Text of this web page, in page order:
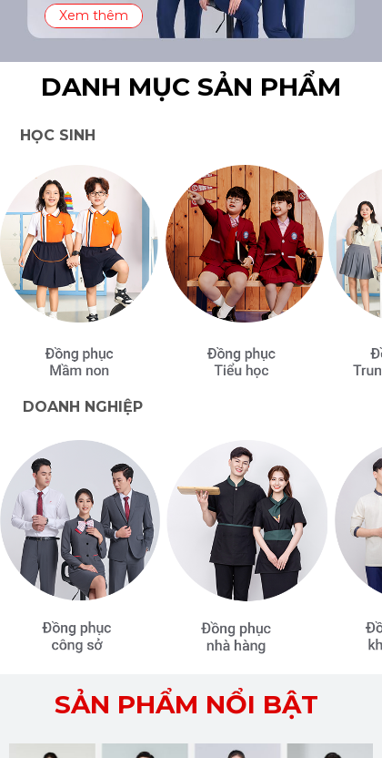
Xem thêm
DANH MỤC SẢN PHẨM
HỌC SINH
DOANH NGHIỆP
SẢN PHẨM NỔI BẬT